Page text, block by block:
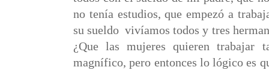
no tenía estudios, que empezó a
su sueldo vivíamos todos y tres
¿Que las mujeres quieren trabajar
magnífico, pero entonces lo lógico es